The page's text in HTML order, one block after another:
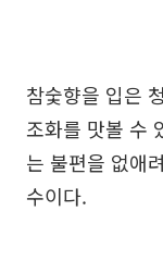
참숯향을 입은
조화를 맛볼 수
는 불편을 없애
수이다.